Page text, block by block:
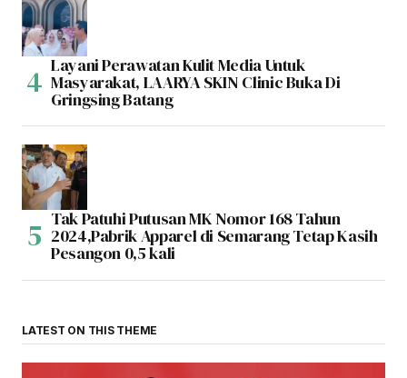
Layani Perawatan Kulit Media Untuk
Masyarakat, LAARYA SKIN Clinic Buka Di
Gringsing Batang
Tak Patuhi Putusan MK Nomor 168 Tahun
2024,Pabrik Apparel di Semarang Tetap Kasih
Pesangon 0,5 kali
LATEST ON THIS THEME